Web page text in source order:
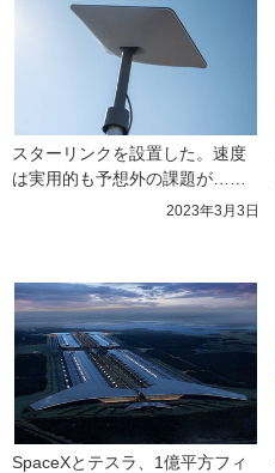
スターリンクを設置した。速度
は実用的も予想外の課題が……
2023年3月3日
SpaceXとテスラ、1億平方フィ